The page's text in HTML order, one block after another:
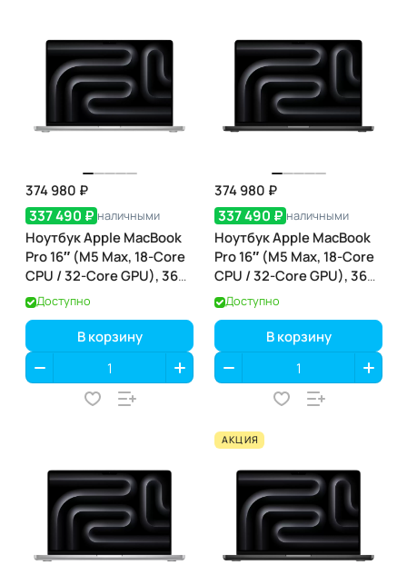
374 980 ₽
337 490 ₽ наличными
Ноутбук Apple MacBook
Pro 16″ (M5 Max, 18-Core
CPU / 32-Core GPU), 36
ГБ / 2 ТБ, Silver
(серебристый) (MGE74)
Доступно
В корзину
374 980 ₽
337 490 ₽ наличными
Ноутбук Apple MacBook
Pro 16″ (M5 Max, 18-Core
CPU / 32-Core GPU), 36
ГБ / 2 ТБ, Space Black
(чёрный космос)
(MGED4)
Доступно
В корзину
АКЦИЯ